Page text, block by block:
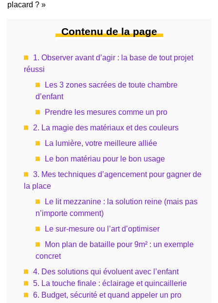
placard ? »
Contenu de la page
1. Observer avant d’agir : la base de tout projet
réussi
Les 3 zones sacrées de toute chambre
d’enfant
Prendre les mesures comme un pro
2. La magie des matériaux et des couleurs
La lumière, votre meilleure alliée
Le bon matériau pour le bon usage
3. Mes techniques d’agencement pour gagner de
la place
Le lit mezzanine : la solution reine (mais pas
n’importe comment)
Le sur-mesure ou l’art d’optimiser
Mon plan de bataille pour 9m² : un exemple
concret
4. Des solutions qui évoluent avec l’enfant
5. La touche finale : éclairage et quincaillerie
6. Budget, sécurité et quand appeler un pro